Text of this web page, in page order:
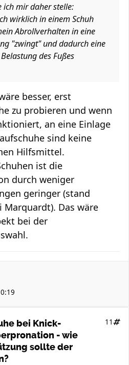
ich mir daher stelle:
wirklich in einem Schuh
Abrollverhalten in eine
"zwingt" und dadurch eine
des Fußes
besser, erst
zu probieren und wenn
an eine Einlage
sind keine
Hilfsmittel.
ist die
durch weniger
geringer (stand
Marquardt). Das wäre
bei der
bei Knick-
- wie
sollte der
11